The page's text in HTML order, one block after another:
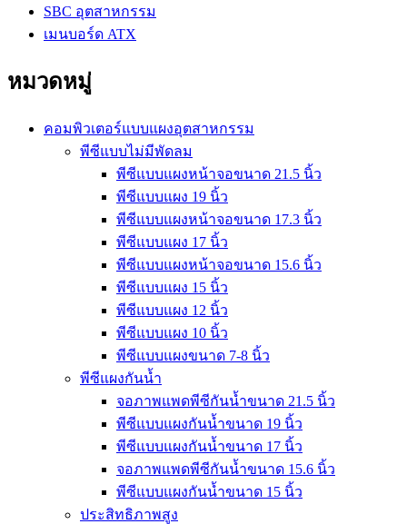
SBC อุตสาหกรรม
เมนบอร์ด ATX
หมวดหมู่
คอมพิวเตอร์แบบแผงอุตสาหกรรม
พีซีแบบไม่มีพัดลม
พีซีแบบแผงหน้าจอขนาด 21.5 นิ้ว
พีซีแบบแผง 19 นิ้ว
พีซีแบบแผงหน้าจอขนาด 17.3 นิ้ว
พีซีแบบแผง 17 นิ้ว
พีซีแบบแผงหน้าจอขนาด 15.6 นิ้ว
พีซีแบบแผง 15 นิ้ว
พีซีแบบแผง 12 นิ้ว
พีซีแบบแผง 10 นิ้ว
พีซีแบบแผงขนาด 7-8 นิ้ว
พีซีแผงกันน้ำ
จอภาพแพดพีซีกันน้ำขนาด 21.5 นิ้ว
พีซีแบบแผงกันน้ำขนาด 19 นิ้ว
พีซีแบบแผงกันน้ำขนาด 17 นิ้ว
จอภาพแพดพีซีกันน้ำขนาด 15.6 นิ้ว
พีซีแบบแผงกันน้ำขนาด 15 นิ้ว
ประสิทธิภาพสูง